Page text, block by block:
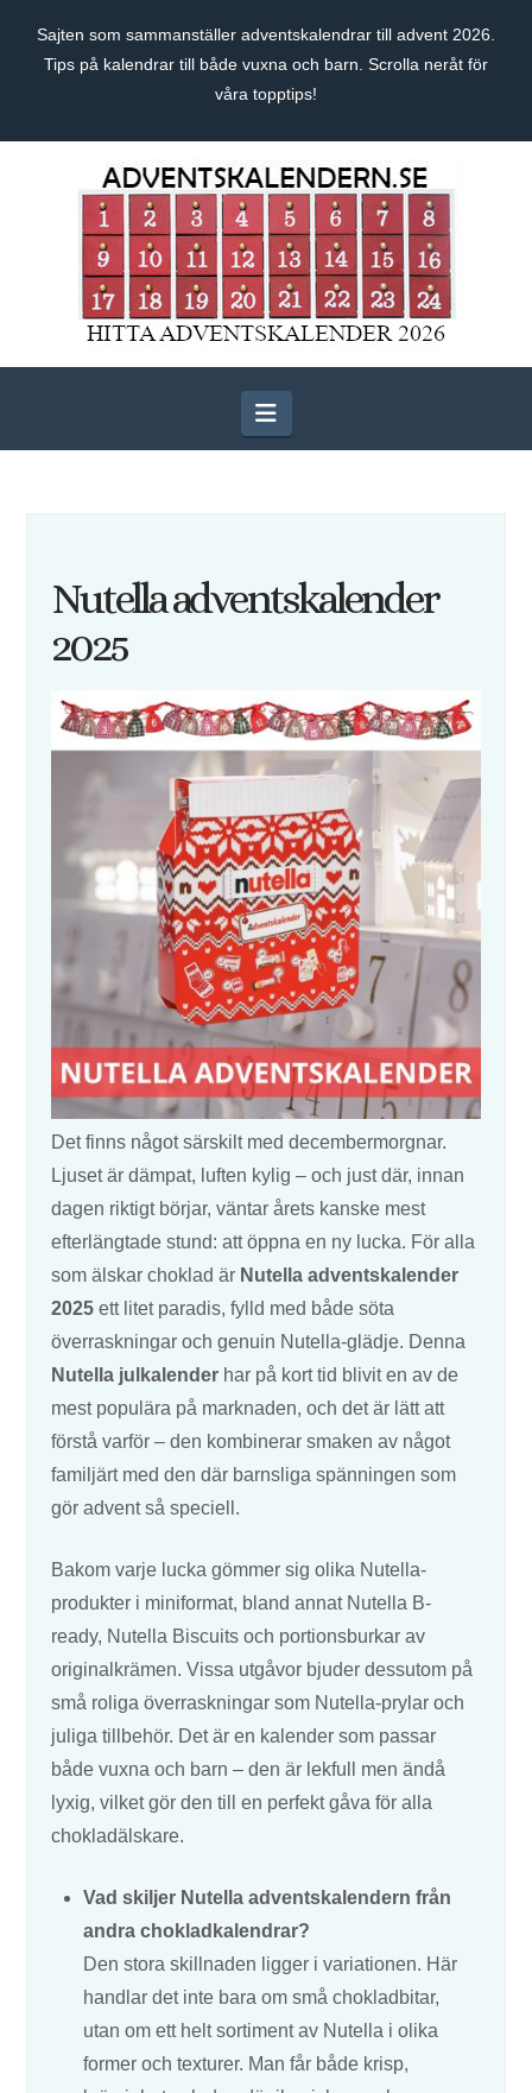
Sajten som sammanställer adventskalendrar till advent 2026.
Tips på kalendrar till både vuxna och barn. Scrolla neråt för
våra topptips!
Navigation
Nutella adventskalender
2025
Det finns något särskilt med decembermorgnar.
Ljuset är dämpat, luften kylig – och just där, innan
dagen riktigt börjar, väntar årets kanske mest
efterlängtade stund: att öppna en ny lucka. För alla
som älskar choklad är Nutella adventskalender
2025 ett litet paradis, fylld med både söta
överraskningar och genuin Nutella-glädje. Denna
Nutella julkalender har på kort tid blivit en av de
mest populära på marknaden, och det är lätt att
förstå varför – den kombinerar smaken av något
familjärt med den där barnsliga spänningen som
gör advent så speciell.
Bakom varje lucka gömmer sig olika Nutella-
produkter i miniformat, bland annat Nutella B-
ready, Nutella Biscuits och portionsburkar av
originalkrämen. Vissa utgåvor bjuder dessutom på
små roliga överraskningar som Nutella-prylar och
juliga tillbehör. Det är en kalender som passar
både vuxna och barn – den är lekfull men ändå
lyxig, vilket gör den till en perfekt gåva för alla
chokladälskare.
Vad skiljer Nutella adventskalendern från
andra chokladkalendrar?
Den stora skillnaden ligger i variationen. Här
handlar det inte bara om små chokladbitar,
utan om ett helt sortiment av Nutella i olika
former och texturer. Man får både krisp,